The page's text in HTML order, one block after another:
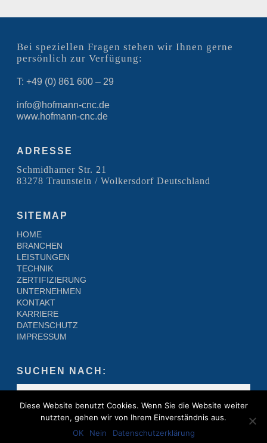
Bei speziellen Fragen stehen wir Ihnen gerne
persönlich zur Verfügung:
T: +49 (0) 861 600 – 29
info@hofmann-cnc.de
www.hofmann-cnc.de
ADRESSE
Schmidhamer Str. 21
83278 Traunstein / Wolkersdorf Deutschland
SITEMAP
HOME
BRANCHEN
LEISTUNGEN
TECHNIK
ZERTIFIZIERUNG
UNTERNEHMEN
KONTAKT
KARRIERE
DATENSCHUTZ
IMPRESSUM
SUCHEN NACH:
Diese Website benutzt Cookies. Wenn Sie die Website weiter
nutzten, gehen wir von Ihrem Einverständnis aus.
OK
Nein Datenschutzerklärung